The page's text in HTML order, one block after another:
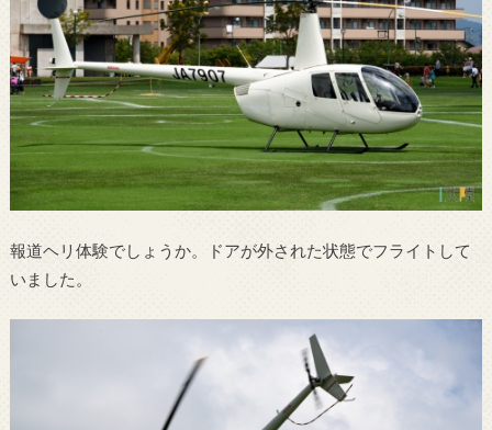
報道ヘリ体験でしょうか。ドアが外された状態でフライトして
いました。